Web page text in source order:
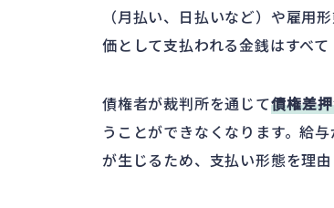
（月払い、日払いなど）や雇用
価として支払われる金銭はすべ
債権者が裁判所を通じて債権差
うことができなくなります。給
が生じるため、支払い形態を理